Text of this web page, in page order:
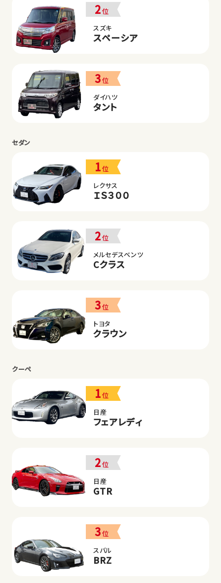
2位
スズキ
スペーシア
3位
ダイハツ
タント
セダン
1位
レクサス
ＩＳ３００
2位
メルセデスベンツ
Cクラス
3位
トヨタ
クラウン
クーペ
1位
日産
フェアレディ
2位
日産
GTR
3位
スバル
BRZ